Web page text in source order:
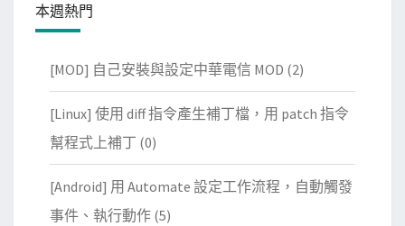
本週熱門
[MOD] 自己安裝與設定中華電信 MOD (2)
[Linux] 使用 diff 指令產生補丁檔，用 patch 指令
幫程式上補丁 (0)
[Android] 用 Automate 設定工作流程，自動觸發
事件、執行動作 (5)